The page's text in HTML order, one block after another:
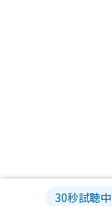
30秒試聴中